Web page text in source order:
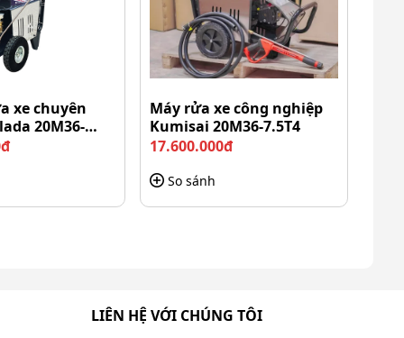
xe chuyên
20M36-
Máy rửa xe công nghiệp
Kumisai 20M36-7.5T4
17.600.000đ
So sánh
LIÊN HỆ VỚI CHÚNG TÔI